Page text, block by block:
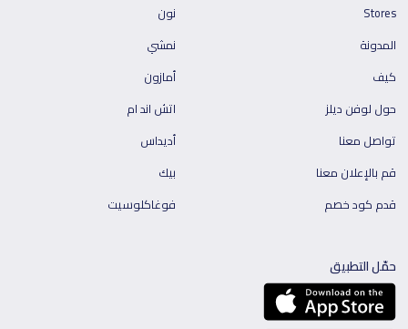
Stores
المدونة
كيف
حول لوفن ديلز
تواصل معنا
قم بالإعلان معنا
قدم كود خصم
نون
نمشي
أمازون
اتش اند ام
أديداس
بيك
فوغاكلوسيت
حمّل التطبيق